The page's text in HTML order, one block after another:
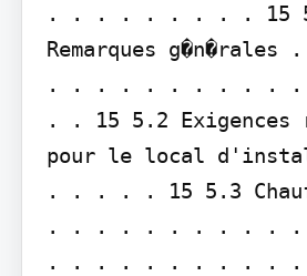
. . . . . . . . . 15
Remarques
. . . . . . . . . .
. . 15 5.2 Exigences
pour le local
. . . . . 15 5.3
. . . . . . . . . .
. . . . . . . . . .